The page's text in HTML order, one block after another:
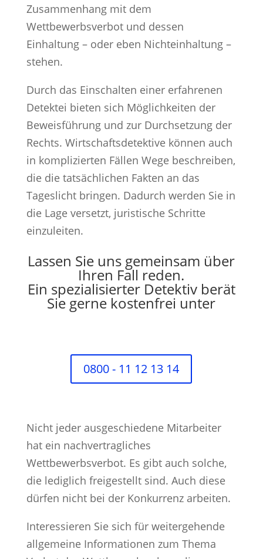
Zusammenhang mit dem
Wettbewerbsverbot und dessen
Einhaltung – oder eben Nichteinhaltung –
stehen.
Durch das Einschalten einer erfahrenen
Detektei bieten sich Möglichkeiten der
Beweisführung und zur Durchsetzung der
Rechts. Wirtschaftsdetektive können auch
in komplizierten Fällen Wege beschreiben,
die die tatsächlichen Fakten an das
Tageslicht bringen. Dadurch werden Sie in
die Lage versetzt, juristische Schritte
einzuleiten.
Lassen Sie uns gemeinsam über
Ihren Fall reden.
Ein spezialisierter Detektiv berät
Sie gerne kostenfrei unter
0800 - 11 12 13 14
Nicht jeder ausgeschiedene Mitarbeiter
hat ein nachvertragliches
Wettbewerbsverbot. Es gibt auch solche,
die lediglich freigestellt sind. Auch diese
dürfen nicht bei der Konkurrenz arbeiten.
Interessieren Sie sich für weitergehende
allgemeine Informationen zum Thema